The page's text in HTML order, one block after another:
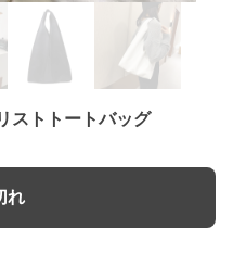
ストトートバッグ
れ